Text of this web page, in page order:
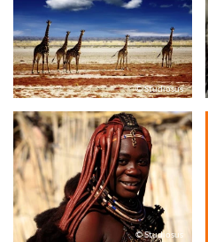
© Studiosus
© Studiosus